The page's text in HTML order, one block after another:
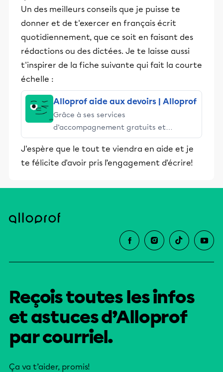
Un des meilleurs conseils que je puisse te
donner et de t'exercer en français écrit
quotidiennement, que ce soit en faisant des
rédactions ou des dictées. Je te laisse aussi
t'inspirer de la fiche suivante qui fait la courte
échelle :
Alloprof aide aux devoirs | Alloprof
Grâce à ses services
d’accompagnement gratuits et
stimulants, Alloprof engage les élèves
et leurs parents dans la réussite
éducative.
J'espère que le tout te viendra en aide et je
te félicite d'avoir pris l’engagement d'écrire!
Reçois toutes les infos
et astuces d’Alloprof
par courriel.
Ça va t’aider, promis!